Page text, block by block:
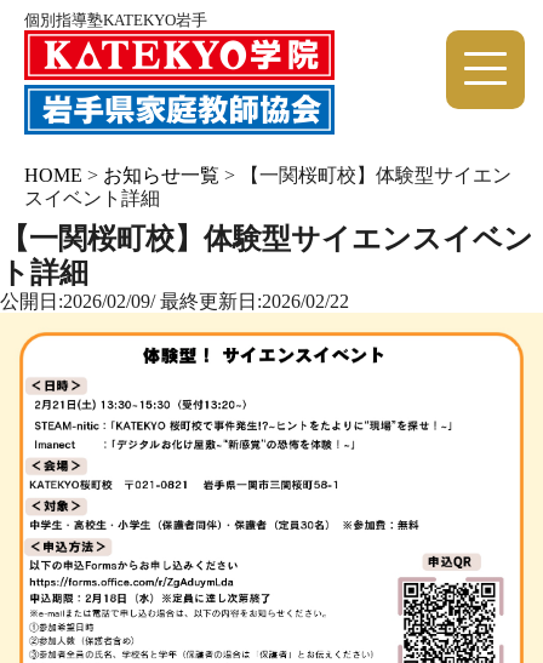
個別指導塾KATEKYO岩手
HOME > お知らせ一覧 >
【一関桜町校】体験型サイエン
スイベント詳細
【一関桜町校】体験型サイエンスイベン
ト詳細
公開日:2026/02/09/ 最終更新日:2026/02/22